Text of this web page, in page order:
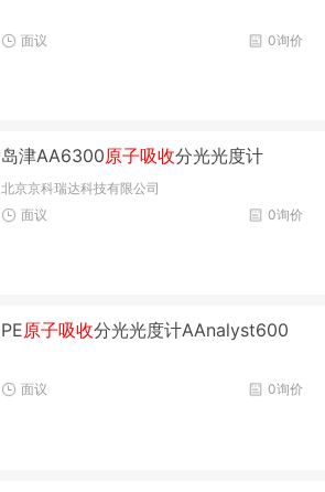
0询价
面议
岛津AA6300原子吸收分光光度计
北京京科瑞达科技有限公司
0询价
面议
PE原子吸收分光光度计AAnalyst600
0询价
面议